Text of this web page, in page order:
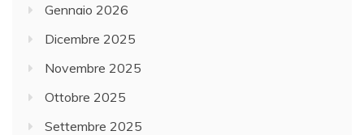
Gennaio 2026
Dicembre 2025
Novembre 2025
Ottobre 2025
Settembre 2025